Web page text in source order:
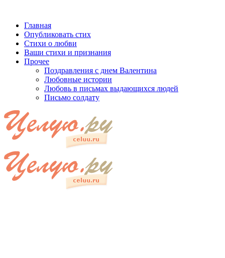
Главная
Опубликовать стих
Стихи о любви
Ваши стихи и признания
Прочее
Поздравления с днем Валентина
Любовные истории
Любовь в письмах выдающихся людей
Письмо солдату